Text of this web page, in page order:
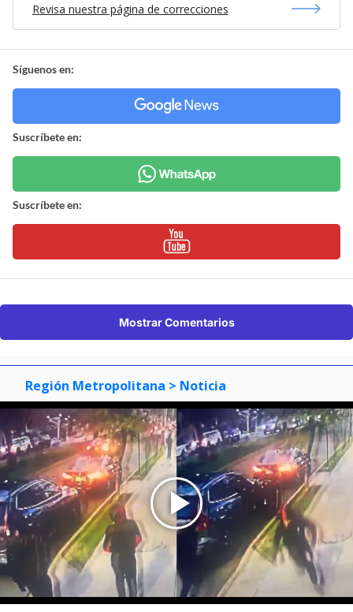
Revisa nuestra página de correcciones
Síguenos en:
Suscríbete en:
Suscríbete en:
Mostrar Comentarios
Región Metropolitana > Noticia